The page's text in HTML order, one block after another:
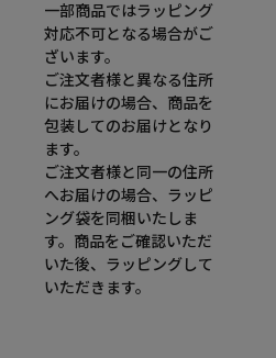
一部商品ではラッピング
対応不可となる場合がご
ざいます。
ご注文者様と異なる住所
にお届けの場合、商品を
包装してのお届けとなり
ます。
ご注文者様と同一の住所
へお届けの場合、ラッピ
ング袋を同梱いたしま
す。商品をご確認いただ
いた後、ラッピングして
いただきます。